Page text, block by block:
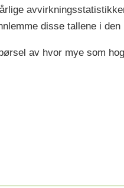
disse tallene i
av hvor mye som